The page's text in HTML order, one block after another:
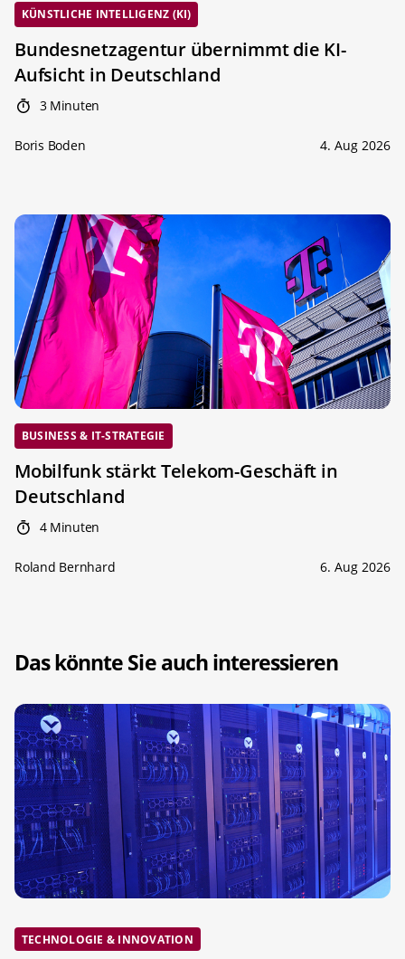
KÜNSTLICHE INTELLIGENZ (KI)
Bundesnetzagentur übernimmt die KI-
Aufsicht in Deutschland
3 Minuten
Boris Boden 4. Aug 2026
BUSINESS & IT-STRATEGIE
Mobilfunk stärkt Telekom-Geschäft in
Deutschland
4 Minuten
Roland Bernhard 6. Aug 2026
Das könnte Sie auch interessieren
TECHNOLOGIE & INNOVATION